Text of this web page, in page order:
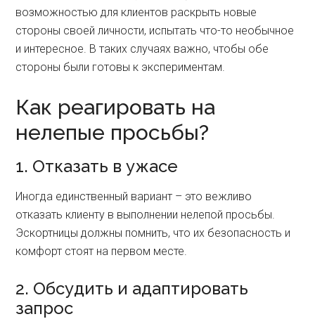
возможностью для клиентов раскрыть новые
стороны своей личности, испытать что-то необычное
и интересное. В таких случаях важно, чтобы обе
стороны были готовы к экспериментам.
Как реагировать на
нелепые просьбы?
1. Отказать в ужасе
Иногда единственный вариант – это вежливо
отказать клиенту в выполнении нелепой просьбы.
Эскортницы должны помнить, что их безопасность и
комфорт стоят на первом месте.
2. Обсудить и адаптировать
запрос